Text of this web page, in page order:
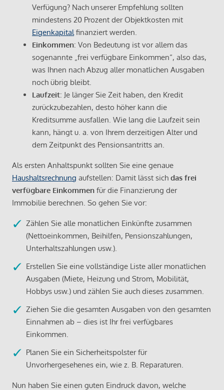
Verfügung? Nach unserer Empfehlung sollten
mindestens 20 Prozent der Objektkosten mit
Eigenkapital finanziert werden.
Einkommen: Von Bedeutung ist vor allem das
sogenannte „frei verfügbare Einkommen“, also das,
was Ihnen nach Abzug aller monatlichen Ausgaben
noch übrig bleibt.
Laufzeit: Je länger Sie Zeit haben, den Kredit
zurückzubezahlen, desto höher kann die
Kreditsumme ausfallen. Wie lang die Laufzeit sein
kann, hängt u. a. von Ihrem derzeitigen Alter und
dem Zeitpunkt des Pensionsantritts an.
Als ersten Anhaltspunkt sollten Sie eine genaue
Haushaltsrechnung aufstellen: Damit lässt sich das frei
verfügbare Einkommen für die Finanzierung der
Immobilie berechnen. So gehen Sie vor:
Zählen Sie alle monatlichen Einkünfte zusammen
(Nettoeinkommen, Beihilfen, Pensionszahlungen,
Unterhaltszahlungen usw.).
Erstellen Sie eine vollständige Liste aller monatlichen
Ausgaben (Miete, Heizung und Strom, Mobilität,
Hobbys usw.) und zählen Sie auch dieses zusammen.
Ziehen Sie die gesamten Ausgaben von den gesamten
Einnahmen ab – dies ist Ihr frei verfügbares
Einkommen.
Planen Sie ein Sicherheitspolster für
Unvorhergesehenes ein, wie z. B. Reparaturen.
Nun haben Sie einen guten Eindruck davon, welche